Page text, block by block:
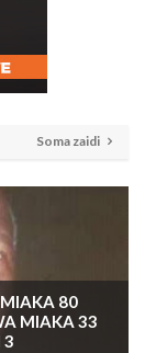
Soma zaidi
80
MIAKA 33
3